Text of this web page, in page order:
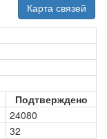
Карта связей
Подтверждено
24080
32